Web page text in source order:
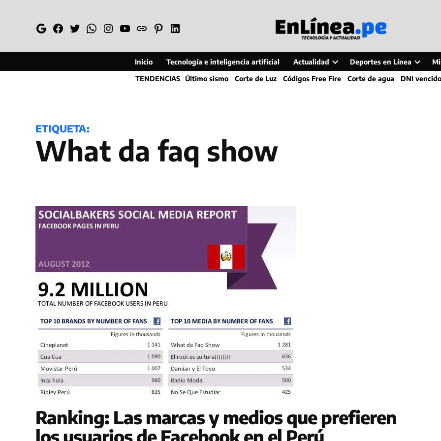
GoogleFacebook
TwitterWhatsapp
Instagram
YouTube
WebPinterestLinkedin
Inicio Tecnología e inteligencia artificial Actualidad
Open
dropdown
Deportes en Línea
Open
dropdown
TENDENCIAS Último sismo Corte de Luz Códigos Free Fire Corte de agua DNI vencido
ETIQUETA:
What da faq show
Ranking: Las marcas y medios que prefieren
los usuarios de Facebook en el Perú